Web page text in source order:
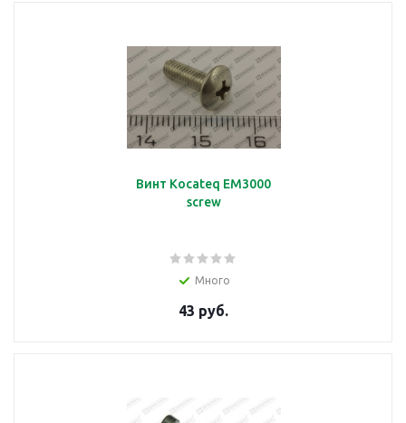
Винт Kocateq EM3000
screw
Много
43 руб.